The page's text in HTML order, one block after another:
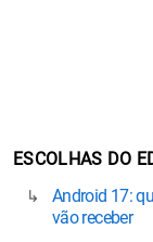
ESCOLHAS DO
Android 17:
vão receber